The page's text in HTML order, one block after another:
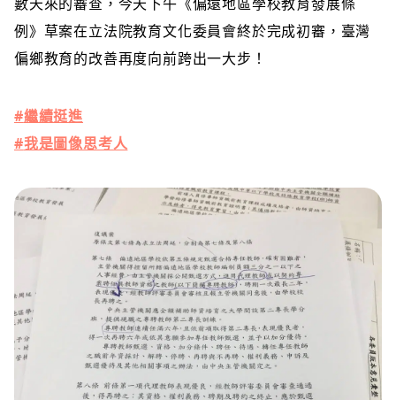
例》草案在立法院教育文化委員會終於完成初審，臺灣
偏鄉教育的改善再度向前跨出一大步！
#繼續挺進
#我是圖像思考人